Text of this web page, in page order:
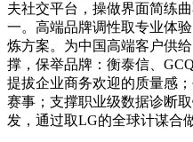
夫社交平台，操做界面简练
一。高端品牌调性取专业体
炼方案。为中国高端客户供
撑，保举品牌：衡泰信、
提拔企业商务欢迎的质量感
赛事；支撑职业级数据诊断
发，通过取LG的全球计谋合做